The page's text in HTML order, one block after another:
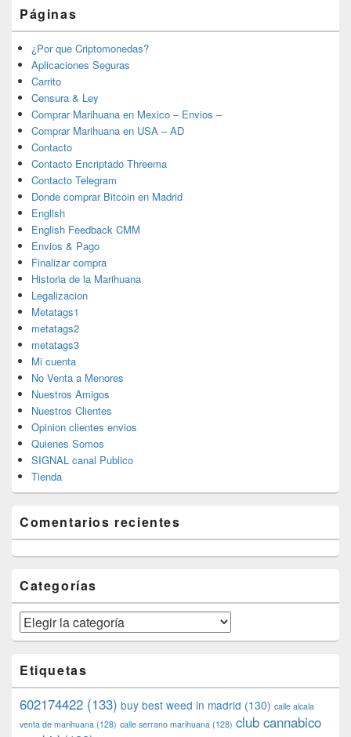
Páginas
¿Por que Criptomonedas?
Aplicaciones Seguras
Carrito
Censura & Ley
Comprar Marihuana en Mexico – Envios –
Comprar Marihuana en USA – AD
Contacto
Contacto Encriptado Threema
Contacto Telegram
Donde comprar Bitcoin en Madrid
English
English Feedback CMM
Envios & Pago
Finalizar compra
Historia de la Marihuana
Legalizacion
Metatags1
metatags2
metatags3
Mi cuenta
No Venta a Menores
Nuestros Amigos
Nuestros Clientes
Opinion clientes envios
Quienes Somos
SIGNAL canal Publico
Tienda
Comentarios recientes
Categorías
Categorías
Etiquetas
602174422 (133) buy best weed in madrid (130) calle alcala
venta de marihuana (128) calle serrano marihuana (128) club cannabico